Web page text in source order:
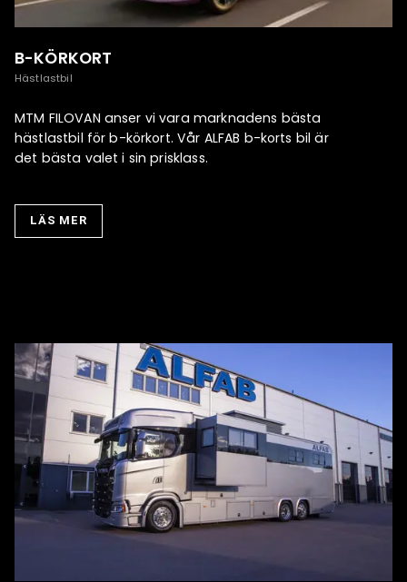
B-KÖRKORT
Hästlastbil
MTM FILOVAN anser vi vara marknadens bästa
hästlastbil för b-körkort. Vår ALFAB b-korts bil är
det bästa valet i sin prisklass.
LÄS MER